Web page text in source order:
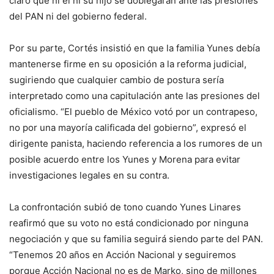
del PAN ni del gobierno federal.
Por su parte, Cortés insistió en que la familia Yunes debía
mantenerse firme en su oposición a la reforma judicial,
sugiriendo que cualquier cambio de postura sería
interpretado como una capitulación ante las presiones del
oficialismo. “El pueblo de México votó por un contrapeso,
no por una mayoría calificada del gobierno”, expresó el
dirigente panista, haciendo referencia a los rumores de un
posible acuerdo entre los Yunes y Morena para evitar
investigaciones legales en su contra.
La confrontación subió de tono cuando Yunes Linares
reafirmó que su voto no está condicionado por ninguna
negociación y que su familia seguirá siendo parte del PAN.
“Tenemos 20 años en Acción Nacional y seguiremos
porque Acción Nacional no es de Marko, sino de millones